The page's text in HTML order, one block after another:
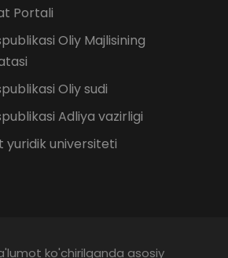
Portali
Oliy Majlisining
Oliy sudi
Adliya vazirligi
yuridik universiteti
ko'chirilganda asosiy